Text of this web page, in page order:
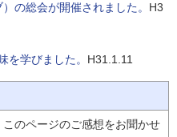
の総会が開催されました。 H3
を学びました。 H31.1.11
のページのご感想をお聞かせ